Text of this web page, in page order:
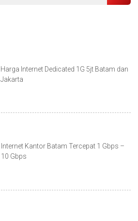
Harga Internet Dedicated 1G 5jt Batam dan
Jakarta
Internet Kantor Batam Tercepat 1 Gbps –
10 Gbps